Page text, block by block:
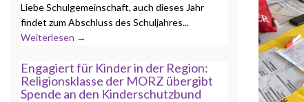
Liebe Schulgemeinschaft, auch dieses Jahr
findet zum Abschluss des Schuljahres...
Weiterlesen →
Engagiert für Kinder in der Region:
Religionsklasse der MORZ übergibt
Spende an den Kinderschutzbund